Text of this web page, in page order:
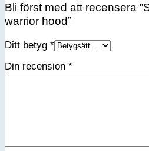
Bli först med att recensera
warrior hood”
Ditt betyg *
Din recension *